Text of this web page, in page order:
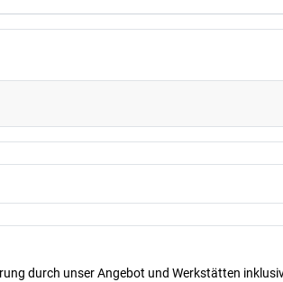
durch unser Angebot und Werkstätten